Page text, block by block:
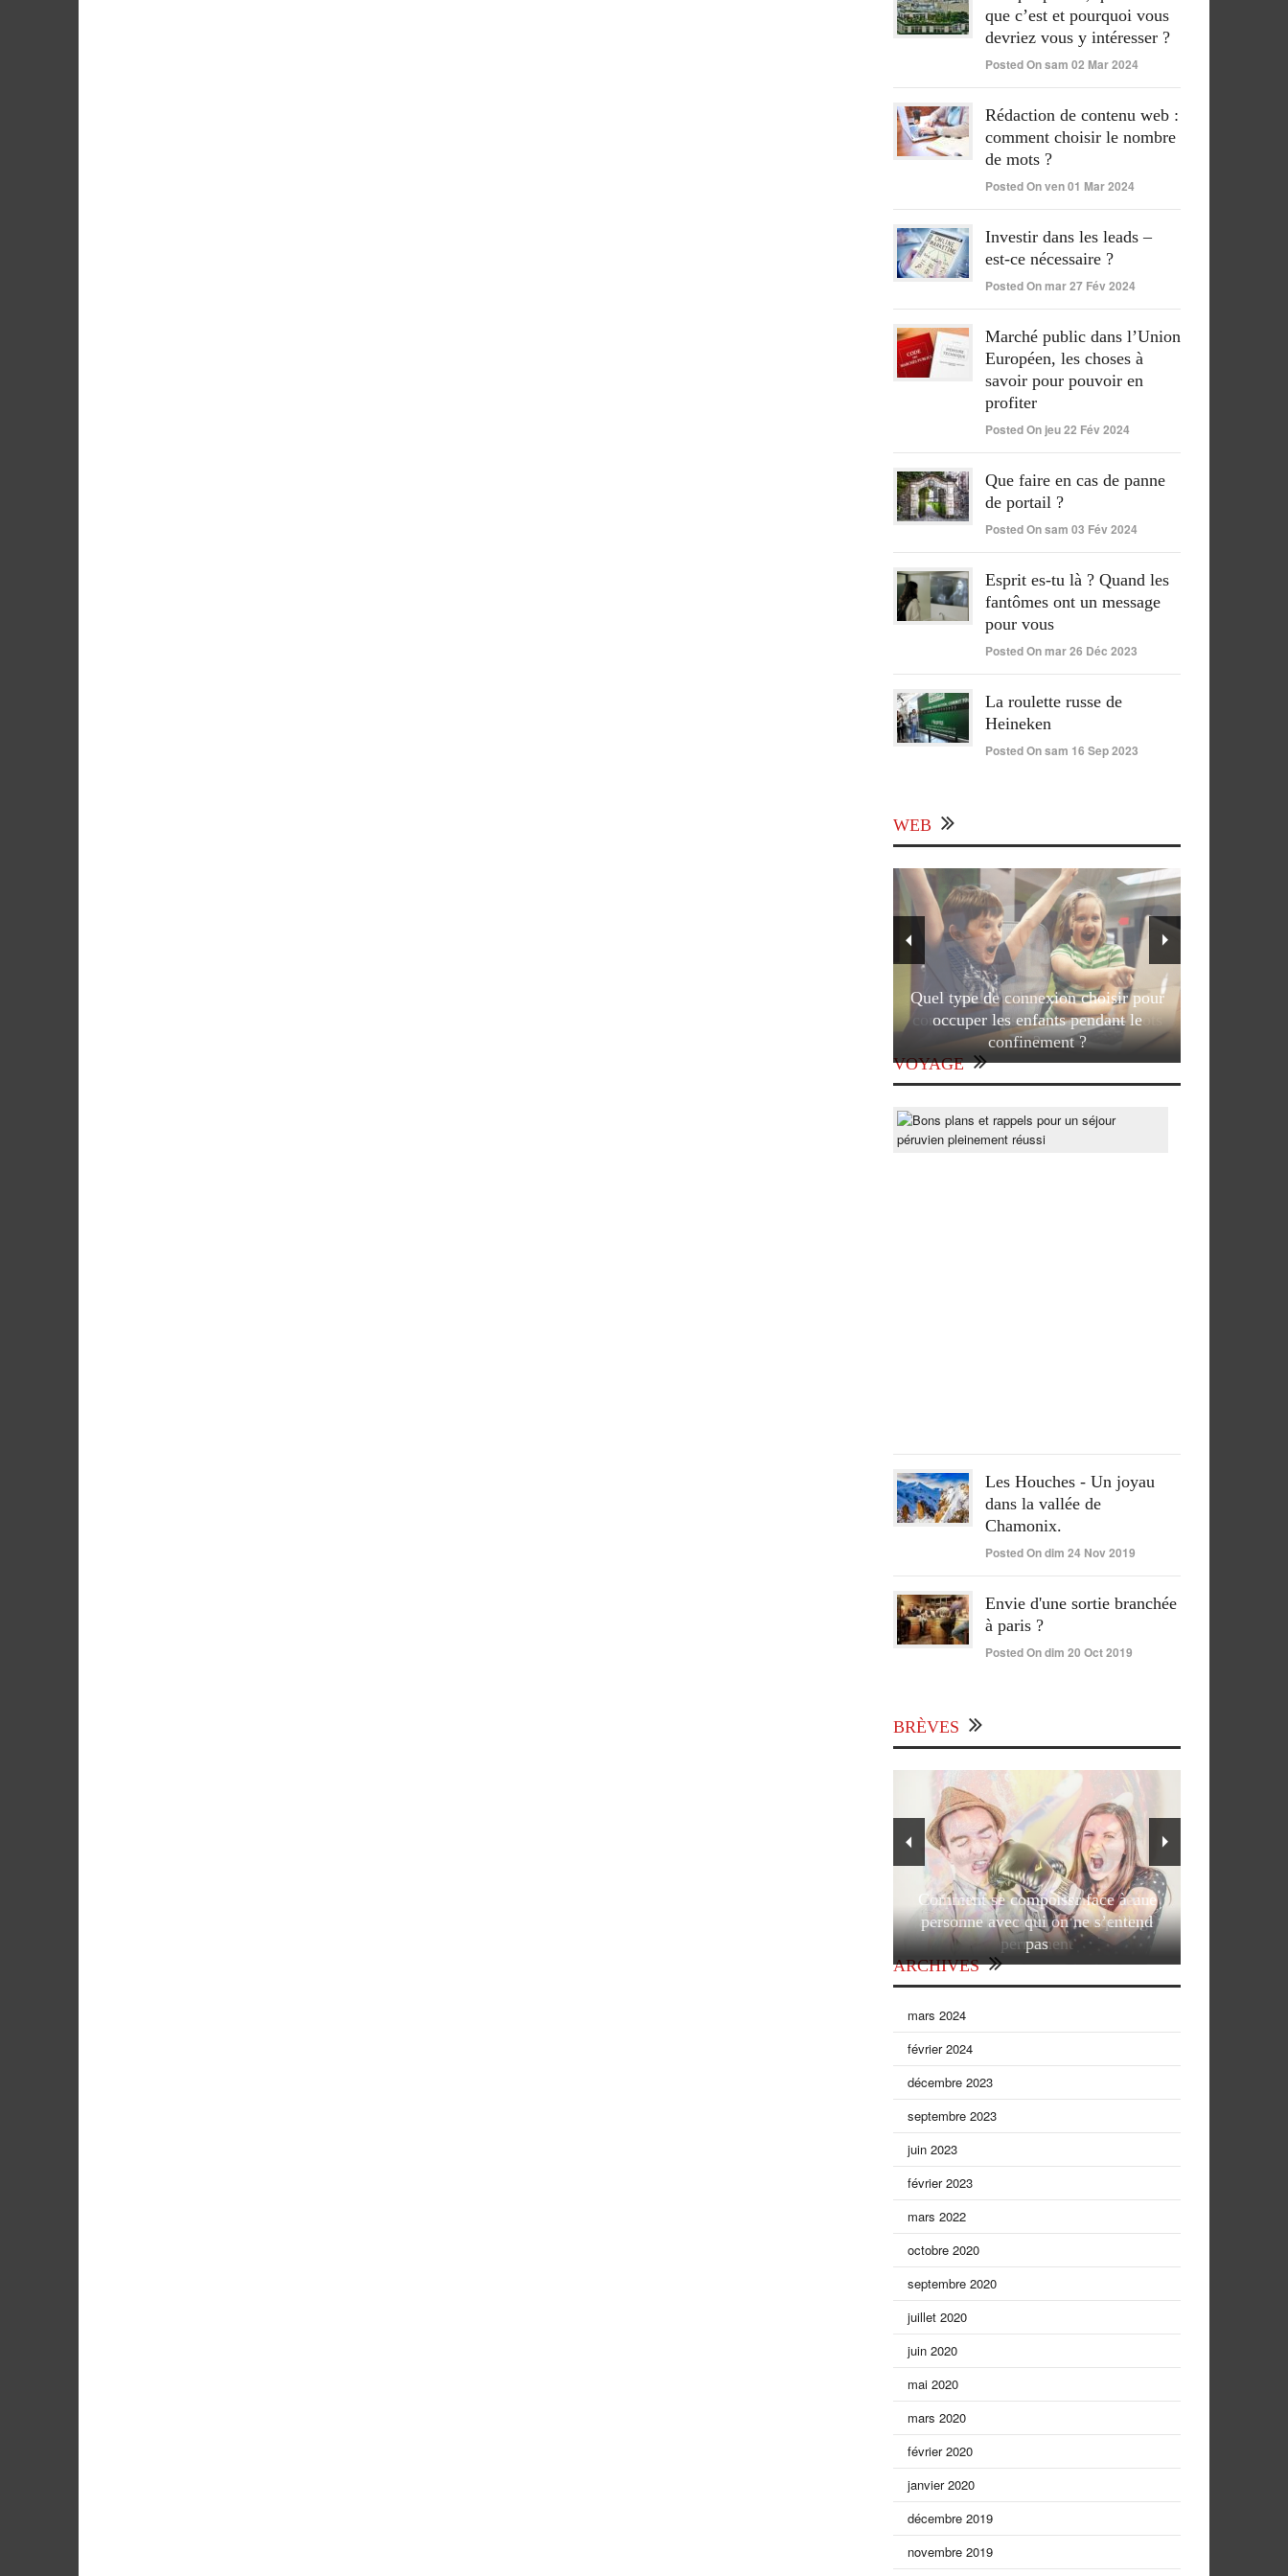
que c’est et pourquoi vous
devriez vous y intéresser ?
Posted On sam 02 Mar 2024
Rédaction de contenu web :
comment choisir le nombre
de mots ?
Posted On ven 01 Mar 2024
Investir dans les leads –
est-ce nécessaire ?
Posted On mar 27 Fév 2024
Marché public dans l’Union
Européen, les choses à
savoir pour pouvoir en
profiter
Posted On jeu 22 Fév 2024
Que faire en cas de panne
de portail ?
Posted On sam 03 Fév 2024
Esprit es-tu là ? Quand les
fantômes ont un message
pour vous
Posted On mar 26 Déc 2023
La roulette russe de
Heineken
Posted On sam 16 Sep 2023
WEB
Quel type de connexion choisir pour
occuper les enfants pendant le
confinement ?
VOYAGE
Les Houches - Un joyau
dans la vallée de
Chamonix.
Posted On dim 24 Nov 2019
Envie d'une sortie branchée
à paris ?
Posted On dim 20 Oct 2019
BRÈVES
Comment se comporter face à une
personne avec qui on ne s’entend
pas
ARCHIVES
mars 2024
février 2024
décembre 2023
septembre 2023
juin 2023
février 2023
mars 2022
octobre 2020
septembre 2020
juillet 2020
juin 2020
mai 2020
mars 2020
février 2020
janvier 2020
décembre 2019
novembre 2019